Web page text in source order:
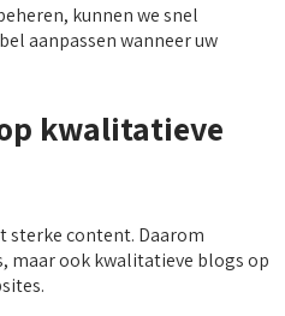
kunnen we snel
aanpassen wanneer uw
kwalitatieve
content. Daarom
maar ook kwalitatieve blogs op